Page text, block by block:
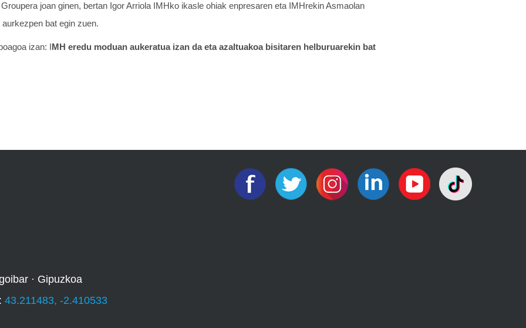
joan ginen, bertan Igor Arriola IMHko ikasle ohiak enpresaren eta IMHrekin Asmaolan
bat egin zuen.
izan: IMH eredu moduan aukeratua izan daeta azaltuakoa bisitaren helburuarekin bat
· Gipuzkoa
43.211483, -2.410533